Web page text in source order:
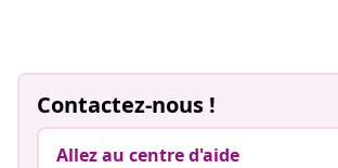
Contactez-nous !
Allez au centre d'aide